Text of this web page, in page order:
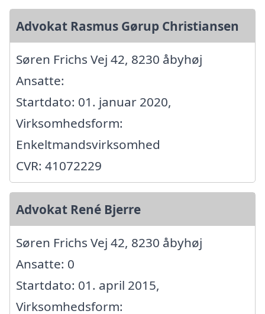
Advokat Rasmus Gørup Christiansen
Søren Frichs Vej 42, 8230 åbyhøj
Ansatte:
Startdato: 01. januar 2020,
Virksomhedsform:
Enkeltmandsvirksomhed
CVR: 41072229
Advokat René Bjerre
Søren Frichs Vej 42, 8230 åbyhøj
Ansatte: 0
Startdato: 01. april 2015,
Virksomhedsform: